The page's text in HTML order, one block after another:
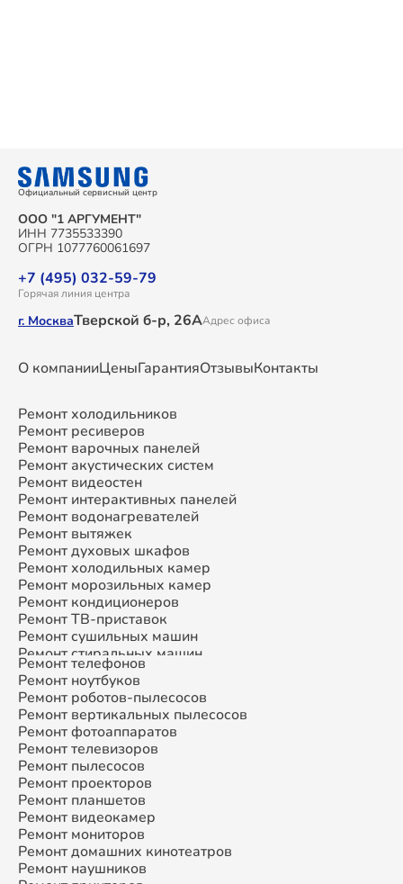
Официальный сервисный центр
ООО "1 АРГУМЕНТ"
ИНН 7735533390
ОГРН 1077760061697
+7 (495) 032-59-79
Горячая линия центра
г. МоскваТверской б-р, 26ААдрес офиса
О компанииЦеныГарантияОтзывыКонтакты
Ремонт холодильников
Ремонт ресиверов
Ремонт варочных панелей
Ремонт акустических систем
Ремонт видеостен
Ремонт интерактивных панелей
Ремонт водонагревателей
Ремонт вытяжек
Ремонт духовых шкафов
Ремонт холодильных камер
Ремонт морозильных камер
Ремонт кондиционеров
Ремонт ТВ-приставок
Ремонт сушильных машин
Ремонт стиральных машин
Ремонт микроволновых печей
Ремонт смарт-часов
Ремонт атс
Ремонт сплит-систем
Ремонт телефонов
Ремонт ноутбуков
Ремонт роботов-пылесосов
Ремонт вертикальных пылесосов
Ремонт фотоаппаратов
Ремонт телевизоров
Ремонт пылесосов
Ремонт проекторов
Ремонт планшетов
Ремонт видеокамер
Ремонт мониторов
Ремонт домашних кинотеатров
Ремонт наушников